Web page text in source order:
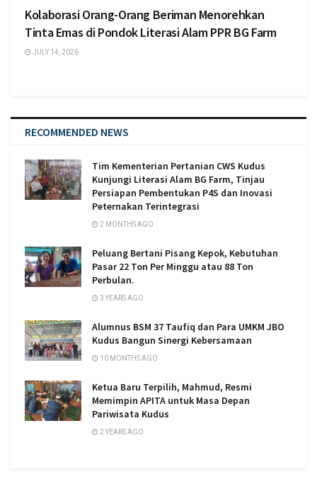
Kolaborasi Orang-Orang Beriman Menorehkan
Tinta Emas di Pondok Literasi Alam PPR BG Farm
JULY 14, 2026
RECOMMENDED NEWS
Tim Kementerian Pertanian CWS Kudus
Kunjungi Literasi Alam BG Farm, Tinjau
Persiapan Pembentukan P4S dan Inovasi
Peternakan Terintegrasi
2 MONTHS AGO
Peluang Bertani Pisang Kepok, Kebutuhan
Pasar 22 Ton Per Minggu atau 88 Ton
Perbulan.
3 YEARS AGO
Alumnus BSM 37 Taufiq dan Para UMKM JBO
Kudus Bangun Sinergi Kebersamaan
10 MONTHS AGO
Ketua Baru Terpilih, Mahmud, Resmi
Memimpin APITA untuk Masa Depan
Pariwisata Kudus
2 YEARS AGO